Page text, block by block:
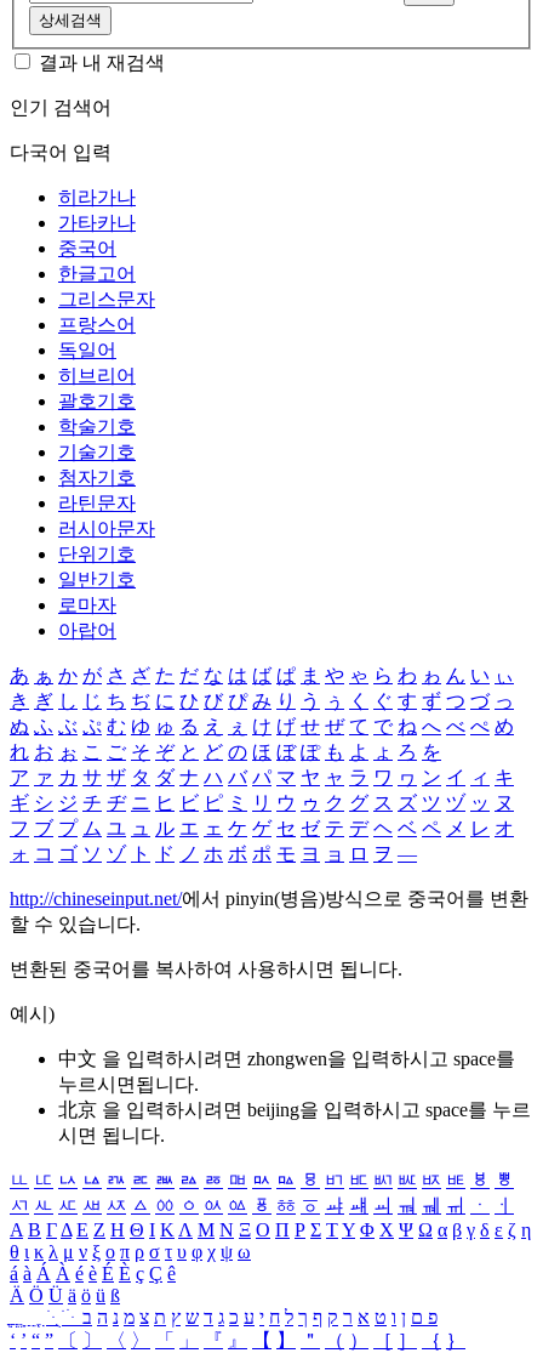
상세검색
결과 내 재검색
인기 검색어
다국어 입력
히라가나
가타카나
중국어
한글고어
그리스문자
프랑스어
독일어
히브리어
괄호기호
학술기호
기술기호
첨자기호
라틴문자
러시아문자
단위기호
일반기호
로마자
아랍어
あ ぁ か が さ ざ た だ な は ば ぱ ま や ゃ ら わ ゎ ん い ぃ
き ぎ し じ ち ぢ に ひ び ぴ み り う ぅ く ぐ す ず つ づ っ
ぬ ふ ぶ ぷ む ゆ ゅ る え ぇ け げ せ ぜ て で ね へ べ ぺ め
れ お ぉ こ ご そ ぞ と ど の ほ ぼ ぽ も よ ょ ろ を
ア ァ カ サ ザ タ ダ ナ ハ バ パ マ ヤ ャ ラ ワ ヮ ン イ ィ キ
ギ シ ジ チ ヂ ニ ヒ ビ ピ ミ リ ウ ゥ ク グ ス ズ ツ ヅ ッ ヌ
フ ブ プ ム ユ ュ ル エ ェ ケ ゲ セ ゼ テ デ ヘ ベ ペ メ レ オ
ォ コ ゴ ソ ゾ ト ド ノ ホ ボ ポ モ ヨ ョ ロ ヲ ―
http://chineseinput.net/에서 pinyin(병음)방식으로 중국어를 변환
할 수 있습니다.
변환된 중국어를 복사하여 사용하시면 됩니다.
예시)
中文 을 입력하시려면 zhongwen을 입력하시고 space를
누르시면됩니다.
北京 을 입력하시려면 beijing을 입력하시고 space를 누르
시면 됩니다.
ㅥ ㅦ ㅧ ㅨ ㅩ ㅪ ㅫ ㅬ ㅭ ㅮ ㅯ ㅰ ㅱ ㅲ ㅳ ㅴ ㅵ ㅶ ㅷ ㅸ
ㅹ
ㅺ ㅻ ㅼ ㅽ ㅾ ㅿ ㆀ ㆁ ㆂ ㆃ ㆄ ㆅ ㆆ ㆇ ㆈ ㆉ ㆊ ㆋ ㆌ ㆍ
ㆎ
Α Β ΓΔ Ε Ζ Η Θ Ι ΚΛ Μ Ν Ξ Ο Π Ρ Σ ΤΥ Φ Χ Ψ Ω α β γ δ ε ζ η
θ ι κ λ μ ν ξ ο π ρ σ τ υ φ χ ψ ω
á à Á À é è É È ç Ç ê
Ä Ö Ü ä ö ü ß
ִֶֹ ֻּ ׁׂ פ ם ן ו ט א ר ק ף ך ל ח י ע כ ג ד ש ץ ת צ מ נ ה ב
‘ ’ “ ” 〔 〕 〈 〉 「 」 『 』 【 】 ＂ （ ） ［ ］ ｛ ｝